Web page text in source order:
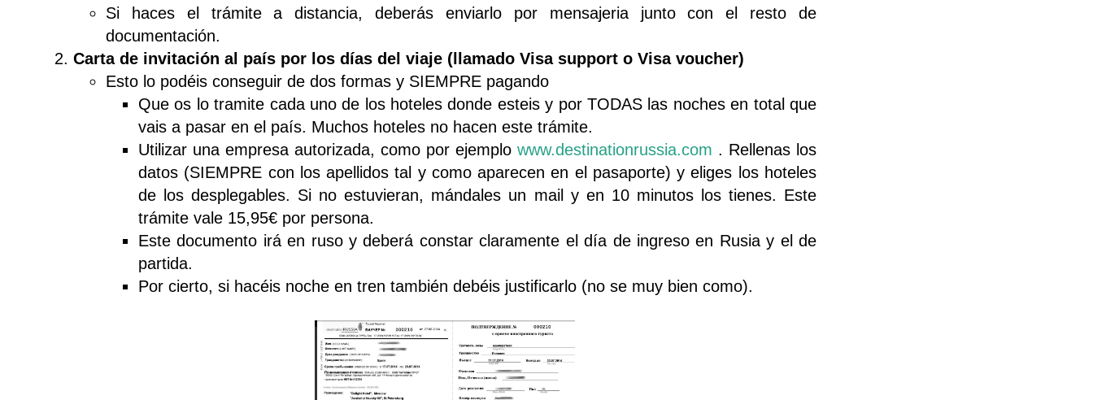
Si haces el trámite a distancia, deberás enviarlo por mensajeria junto con el resto de
documentación.
Carta de invitación al país por los días del viaje (llamado Visa support o Visa voucher)
Esto lo podéis conseguir de dos formas y SIEMPRE pagando
Que os lo tramite cada uno de los hoteles donde esteis y por TODAS las noches en total que
vais a pasar en el país. Muchos hoteles no hacen este trámite.
Utilizar una empresa autorizada, como por ejemplo www.destinationrussia.com . Rellenas los
datos (SIEMPRE con los apellidos tal y como aparecen en el pasaporte) y eliges los hoteles
de los desplegables. Si no estuvieran, mándales un mail y en 10 minutos los tienes. Este
trámite vale 15,95€ por persona.
Este documento irá en ruso y deberá constar claramente el día de ingreso en Rusia y el de
partida.
Por cierto, si hacéis noche en tren también debéis justificarlo (no se muy bien como).